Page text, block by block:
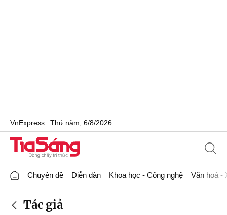
VnExpress Thứ năm, 6/8/2026
Chuyên đề Diễn đàn Khoa học - Công nghệ Văn hoá -
Tác giả